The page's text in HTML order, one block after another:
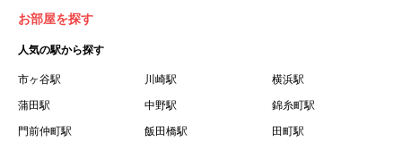
録した情報、本サービス利用中に当社が登録を求めた情報
った場合の当該情報を意味します。
７.「本会員制度」とは、会員による本サービスの利用の促
進を目的とした会員制度を意味します。
お部屋を探す
人気の駅から探す
市ヶ谷駅 川崎駅 横浜駅
蒲田駅 中野駅 錦糸町駅
門前仲町駅 飯田橋駅 田町駅